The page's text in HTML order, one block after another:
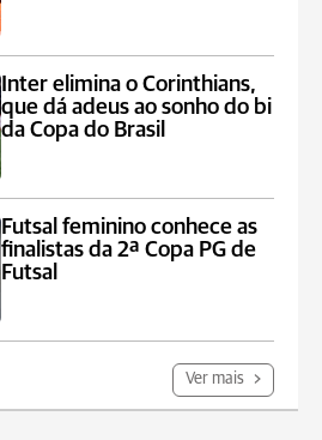
Inter elimina o Corinthians,
que dá adeus ao sonho do bi
da Copa do Brasil
Futsal feminino conhece as
finalistas da 2ª Copa PG de
Futsal
Ver mais